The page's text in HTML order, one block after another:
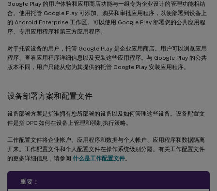
Google Play 的用户体验和应用商店功能与一组专为企业设计的管理功能相结
合。使用托管 Google Play 可添加、购买和审批应用程序，以便部署到设备上
的 Android Enterprise 工作区。可以使用 Google Play 部署您的公共应用程
序、专用应用程序和第三方应用程序。
对于托管设备的用户，托管 Google Play 是企业应用商店。用户可以浏览应用
程序、查看应用程序详细信息以及安装这些应用程序。与 Google Play 的公共
版本不同，用户只能从您为其提供的托管 Google Play 安装应用程序。
设备部署方案和配置文件
设备部署方案是指谁拥有您所部署的设备以及如何管理这些设备。设备配置文
件是指 DPC 如何在设备上管理和强制执行策略。
工作配置文件将企业帐户、应用程序和数据与个人帐户、应用程序和数据隔离
开来。工作配置文件和个人配置文件在操作系统级别分隔。有关工作配置文件
的更多详细信息，请参阅 什么是工作配置文件。
重要：